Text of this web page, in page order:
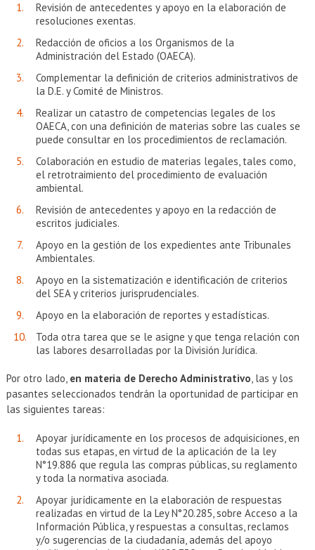
Revisión de antecedentes y apoyo en la elaboración de
resoluciones exentas.
Redacción de oficios a los Organismos de la
Administración del Estado (OAECA).
Complementar la definición de criterios administrativos de
la D.E. y Comité de Ministros.
Realizar un catastro de competencias legales de los
OAECA, con una definición de materias sobre las cuales se
puede consultar en los procedimientos de reclamación.
Colaboración en estudio de materias legales, tales como,
el retrotraimiento del procedimiento de evaluación
ambiental.
Revisión de antecedentes y apoyo en la redacción de
escritos judiciales.
Apoyo en la gestión de los expedientes ante Tribunales
Ambientales.
Apoyo en la sistematización e identificación de criterios
del SEA y criterios jurisprudenciales.
Apoyo en la elaboración de reportes y estadísticas.
Toda otra tarea que se le asigne y que tenga relación con
las labores desarrolladas por la División Jurídica.
Por otro lado, en materia de Derecho Administrativo, las y los
pasantes seleccionados tendrán la oportunidad de participar en
las siguientes tareas:
Apoyar jurídicamente en los procesos de adquisiciones, en
todas sus etapas, en virtud de la aplicación de la ley
N°19.886 que regula las compras públicas, su reglamento
y toda la normativa asociada.
Apoyar jurídicamente en la elaboración de respuestas
realizadas en virtud de la Ley N°20.285, sobre Acceso a la
Información Pública, y respuestas a consultas, reclamos
y/o sugerencias de la ciudadanía, además del apoyo